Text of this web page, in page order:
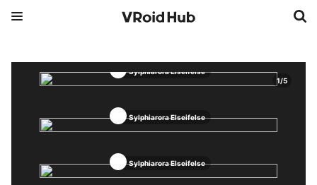
1/5
Sylphiarora Elseifelse
Sylphiarora Elseifelse
Sylphiarora Elseifelse